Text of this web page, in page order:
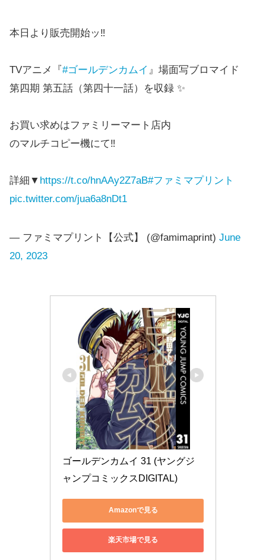
本日より販売開始ッ‼️
TVアニメ『#ゴールデンカムイ 』場面写ブロマイド
第四期 第五話（第四十一話）を収録 ✨
お買い求めはファミリーマート店内
のマルチコピー機にて‼️
詳細▼ https://t.co/hnAAy2Z7aB#ファミマプリント
pic.twitter.com/jua6a8nDt1
— ファミマプリント【公式】 (@famimaprint) June
20, 2023
ゴールデンカムイ 31 (ヤングジ
ャンプコミックスDIGITAL)
Amazonで見る
楽天市場で見る